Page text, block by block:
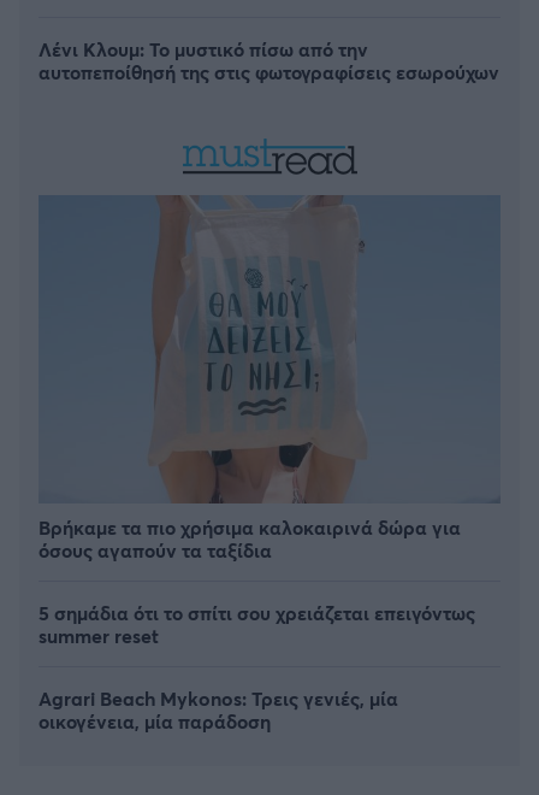
Λένι Κλουμ: Το μυστικό πίσω από την
αυτοπεποίθησή της στις φωτογραφίσεις εσωρούχων
Βρήκαμε τα πιο χρήσιμα καλοκαιρινά δώρα για
όσους αγαπούν τα ταξίδια
5 σημάδια ότι το σπίτι σου χρειάζεται επειγόντως
summer reset
Agrari Beach Mykonos: Τρεις γενιές, μία
οικογένεια, μία παράδοση